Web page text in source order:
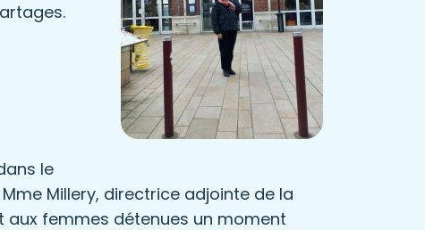
le
Millery, directrice adjointe de la
aux femmes détenues un moment